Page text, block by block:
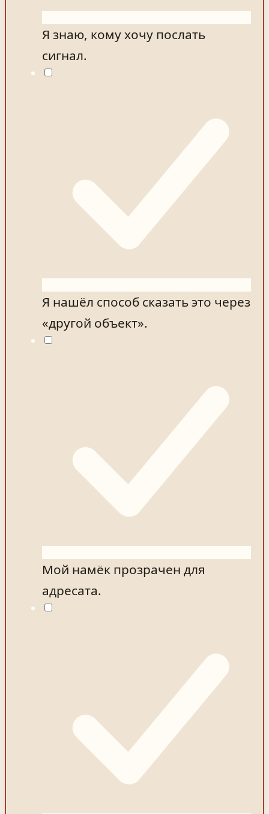
Я знаю, кому хочу послать
сигнал.
Я нашёл способ сказать это через
«другой объект».
Мой намёк прозрачен для
адресата.